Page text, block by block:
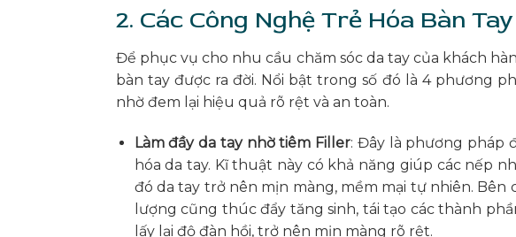
2. Các Công Nghệ Trẻ Hóa Bàn
Để phục vụ cho nhu cầu chăm sóc da tay của khách
bàn tay được ra đời. Nổi bật trong số đó là 4 phương
nhờ đem lại hiệu quả rõ rệt và an toàn.
Làm đầy da tay nhờ tiêm Filler: Đây là phương pháp
hóa da tay. Kĩ thuật này có khả năng giúp các nếp
đó da tay trở nên mịn màng, mềm mại tự nhiên.
lượng cũng thúc đẩy tăng sinh, tái tạo các thành
lấy lại độ đàn hồi, trở nên mịn màng rõ rệt.